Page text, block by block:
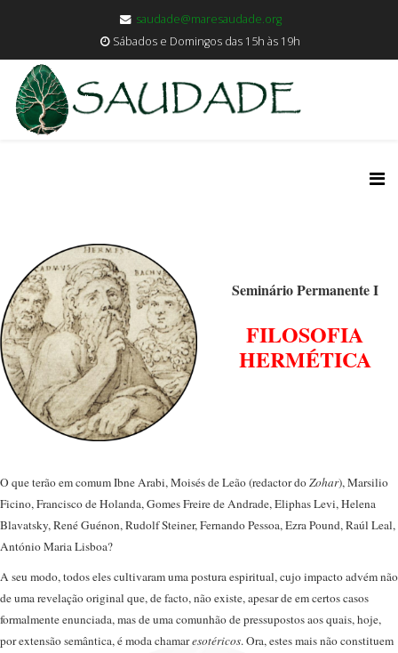
saudade@maresaudade.org
Sábados e Domingos das 15h às 19h
Seminário Permanente I
FILOSOFIA
HERMÉTICA
O que terão em comum Ibne Arabi, Moisés de Leão (redactor doZohar), Marsilio
Ficino, Francisco de Holanda, Gomes Freire de Andrade, Eliphas Levi, Helena
Blavatsky, René Guénon, Rudolf Steiner, Fernando Pessoa, Ezra Pound, Raúl Leal,
António Maria Lisboa?
A seu modo, todos eles cultivaram uma postura espiritual, cujo impacto advém não
de uma revelação original que, de facto, não existe, apesar de em certos casos
formalmente enunciada, mas de uma comunhão de pressupostos aos quais, hoje,
por extensão semântica, é moda chamaresotéricos. Ora, estes mais não constituem